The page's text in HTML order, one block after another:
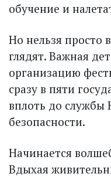
обучение и
Но нельзя просто
глядят. Важная
организацию
сразу в пяти
вплоть до службы
безопасности.
Начинается
Вдыхая